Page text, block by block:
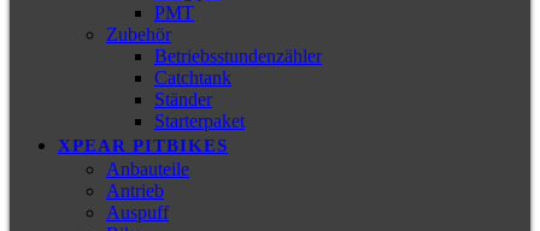
PMT
Zubehör
Betriebsstundenzähler
Catchtank
Ständer
Starterpaket
XPEAR PITBIKES
Anbauteile
Antrieb
Auspuff